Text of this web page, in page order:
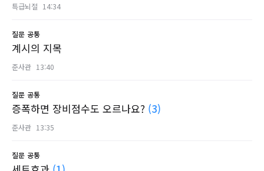
특급뇌절 14:34
질문 공통
계시의 지목
준사관 13:40
질문 공통
증폭하면 장비점수도 오르나요? (3)
준사관 13:35
질문 공통